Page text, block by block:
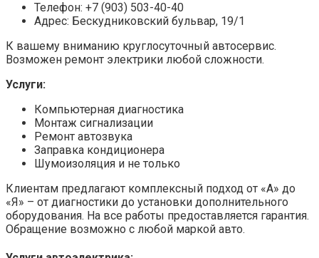
Телефон: +7 (903) 503-40-40
Адрес: Бескудниковский бульвар, 19/1
К вашему вниманию круглосуточный автосервис.
Возможен ремонт электрики любой сложности.
Услуги:
Компьютерная диагностика
Монтаж сигнализации
Ремонт автозвука
Заправка кондиционера
Шумоизоляция и не только
Клиентам предлагают комплексный подход от «А» до
«Я» – от диагностики до установки дополнительного
оборудования. На все работы предоставляется гарантия.
Обращение возможно с любой маркой авто.